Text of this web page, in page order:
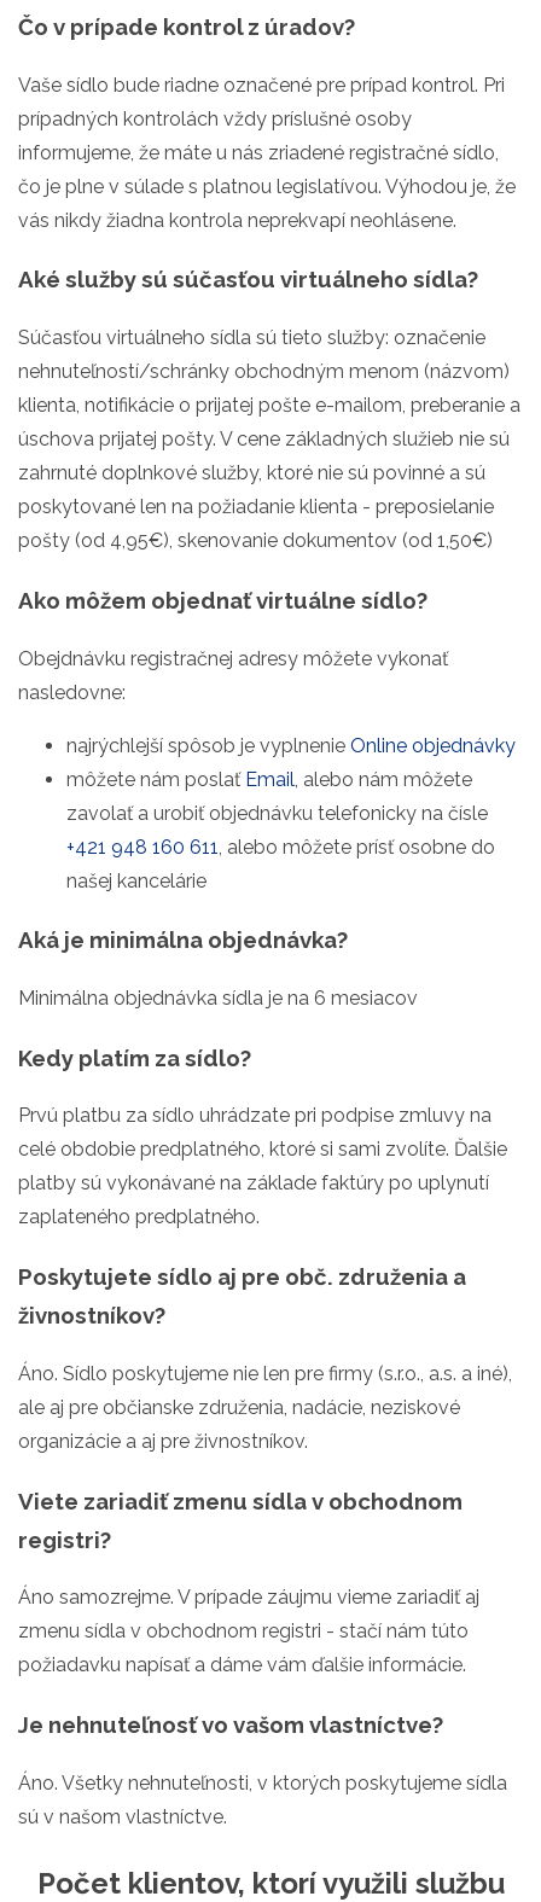
Čo v prípade kontrol z úradov?
Vaše sídlo bude riadne označené pre prípad kontrol. Pri
prípadných kontrolách vždy príslušné osoby
informujeme, že máte u nás zriadené registračné sídlo,
čo je plne v súlade s platnou legislatívou. Výhodou je, že
vás nikdy žiadna kontrola neprekvapí neohlásene.
Aké služby sú súčasťou virtuálneho sídla?
Súčasťou virtuálneho sídla sú tieto služby: označenie
nehnuteľností/schránky obchodným menom (názvom)
klienta, notifikácie o prijatej pošte e-mailom, preberanie a
úschova prijatej pošty. V cene základných služieb nie sú
zahrnuté doplnkové služby, ktoré nie sú povinné a sú
poskytované len na požiadanie klienta - preposielanie
pošty (od 4,95€), skenovanie dokumentov (od 1,50€)
Ako môžem objednať virtuálne sídlo?
Obejdnávku registračnej adresy môžete vykonať
nasledovne:
najrýchlejší spôsob je vyplnenie Online objednávky
môžete nám poslať Email , alebo nám môžete
zavolať a urobiť objednávku telefonicky na čísle
+421 948 160 611 , alebo môžete prísť osobne do
našej kancelárie
Aká je minimálna objednávka?
Minimálna objednávka sídla je na 6 mesiacov
Kedy platím za sídlo?
Prvú platbu za sídlo uhrádzate pri podpise zmluvy na
celé obdobie predplatného, ktoré si sami zvolíte. Ďalšie
platby sú vykonávané na základe faktúry po uplynutí
zaplateného predplatného.
Poskytujete sídlo aj pre obč. združenia a
živnostníkov?
Áno. Sídlo poskytujeme nie len pre firmy (s.r.o., a.s. a iné),
ale aj pre občianske združenia, nadácie, neziskové
organizácie a aj pre živnostníkov.
Viete zariadiť zmenu sídla v obchodnom
registri?
Áno samozrejme. V prípade záujmu vieme zariadiť aj
zmenu sídla v obchodnom registri - stačí nám túto
požiadavku napísať a dáme vám ďalšie informácie.
Je nehnuteľnosť vo vašom vlastníctve?
Áno. Všetky nehnuteľnosti, v ktorých poskytujeme sídla
sú v našom vlastníctve.
Počet klientov, ktorí využili službu